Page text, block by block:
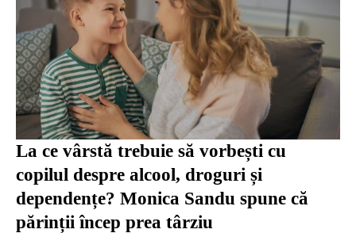
La ce vârstă trebuie să vorbești cu
copilul despre alcool, droguri și
dependențe? Monica Sandu spune că
părinții încep prea târziu